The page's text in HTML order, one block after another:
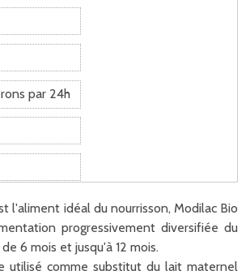
par 24h
l'aliment idéal du nourrisson, Modilac Bio
progressivement diversifiée du
6 mois et jusqu'à 12 mois.
utilisé comme substitut du lait maternel